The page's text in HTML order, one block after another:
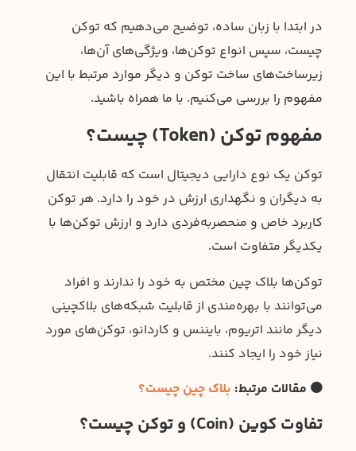
در ابتدا با زبان ساده، توضیح می‌دهیم که توکن
چیست، سپس انواع توکن‌ها، ویژگی‌های آن‌ها،
زیرساخت‌های ساخت توکن و دیگر موارد مرتبط با این
مفهوم را بررسی می‌کنیم. با ما همراه باشید.
مفهوم توکن (Token) چیست؟
توکن یک نوع دارایی دیجیتال است که قابلیت انتقال
به دیگران و نگهداری ارزش در خود را دارد. هر توکن
کاربرد خاص و منحصر‌به‌فردی دارد و ارزش توکن‌ها با
یکدیگر متفاوت است.
توکن‌ها بلاک چین مختص به خود را ندارند و افراد
می‌توانند با بهره‌مندی از قابلیت شبکه‌های بلاکچینی
دیگر مانند اتریوم، بایننس و کاردانو، توکن‌های مورد
نیاز خود را ایجاد ‌کنند.
🟠 مقالات مرتبط: بلاک چین چیست؟
تفاوت کوین (Coin) و توکن چیست؟